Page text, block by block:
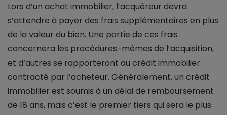
Lors d’un achat immobilier, l’acquéreur devra
s’attendre à payer des frais supplémentaires en plus
de la valeur du bien. Une partie de ces frais
concernera les procédures-mêmes de l’acquisition,
et d’autres se rapporteront au crédit immobilier
contracté par l’acheteur. Généralement, un crédit
immobilier est soumis à un délai de remboursement
de 18 ans, mais c’est le premier tiers qui sera le plus